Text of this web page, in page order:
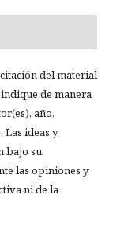
del material
de manera
año,
ideas y
bajo su
las opiniones y
ni de la